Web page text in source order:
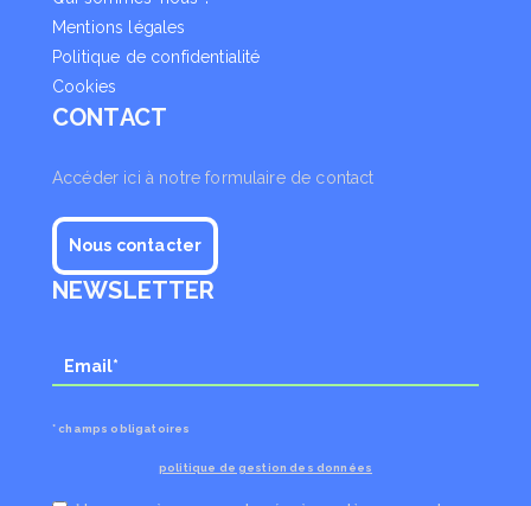
Mentions légales
Politique de confidentialité
Cookies
CONTACT
Accéder ici à notre formulaire de contact
Nous contacter
NEWSLETTER
* champs obligatoires
politique de gestion des données